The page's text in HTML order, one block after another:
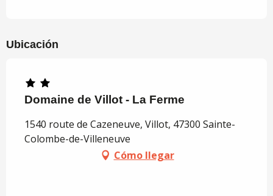
Ubicación
Domaine de Villot - La Ferme
1540 route de Cazeneuve, Villot, 47300 Sainte-
Colombe-de-Villeneuve
Cómo llegar